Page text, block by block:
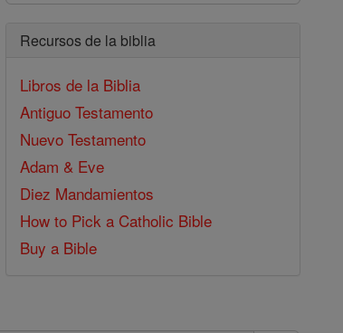
Recursos de la biblia
Libros de la Biblia
Antiguo Testamento
Nuevo Testamento
Adam & Eve
Diez Mandamientos
How to Pick a Catholic Bible
Buy a Bible